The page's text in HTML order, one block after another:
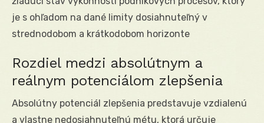
je s ohľadom na dané limity dosiahnuteľný v
strednodobom a krátkodobom horizonte
Rozdiel medzi absolútnym a
reálnym potenciálom zlepšenia
Absolútny potenciál zlepšenia predstavuje vzdialenú
a vlastne nedosiahnuteľnú métu, ktorá určuje